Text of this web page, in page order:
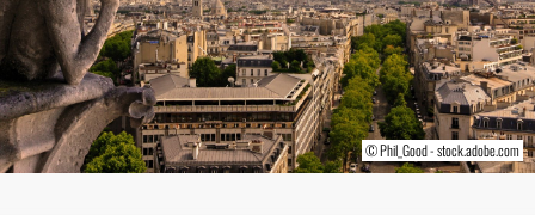
© rh2010 - stock.adobe.com
© arkna - fotolia.com
© Phil_Good - stock.adobe.com
© Alexi Tauzin - stock.adobe.com
© wajan - fotolia.com
© cornholio4ya-fotolia.com